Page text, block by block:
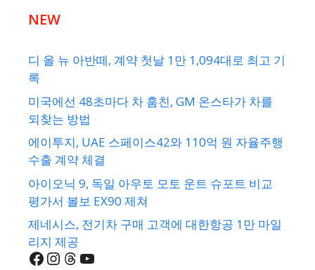
NEW
디 올 뉴 아반떼, 계약 첫날 1만 1,094대로 최고 기
록
미국에선 48초마다 차 훔친, GM 온스타가 차를
되찾는 방법
에이투지, UAE 스페이스42와 110억 원 자율주행
수출 계약 체결
아이오닉 9, 독일 아우토 모토 운트 슈포트 비교
평가서 볼보 EX90 제쳐
제네시스, 전기차 구매 고객에 대한항공 1만 마일
리지 제공
Facebook
Instagram
Threads
YouTube